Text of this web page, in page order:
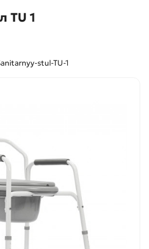
TU 1
stul-TU-1